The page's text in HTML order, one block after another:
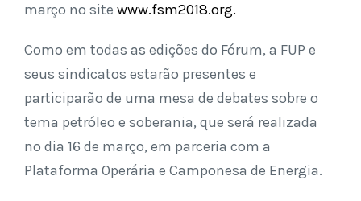
março no site www.fsm2018.org.
Como em todas as edições do Fórum, a FUP e
seus sindicatos estarão presentes e
participarão de uma mesa de debates sobre o
tema petróleo e soberania, que será realizada
no dia 16 de março, em parceria com a
Plataforma Operária e Camponesa de Energia.